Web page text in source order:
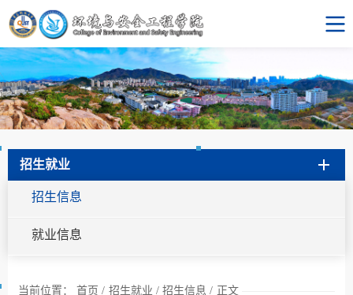
招生就业
招生信息
就业信息
当前位置： 首页 / 招生就业 / 招生信息 / 正文